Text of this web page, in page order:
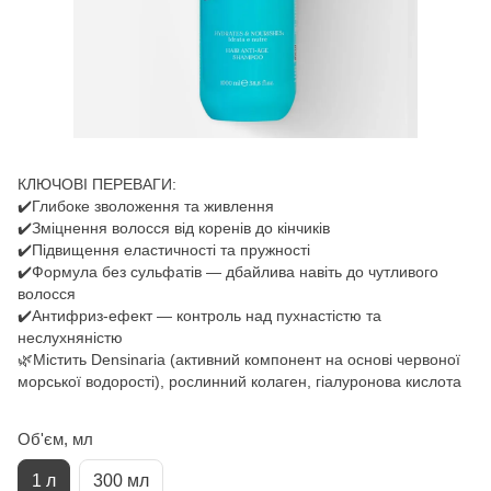
КЛЮЧОВІ ПЕРЕВАГИ:
✔️Глибоке зволоження та живлення
✔️Зміцнення волосся від коренів до кінчиків
✔️Підвищення еластичності та пружності
✔️Формула без сульфатів — дбайлива навіть до чутливого
волосся
✔️Антифриз-ефект — контроль над пухнастістю та
неслухняністю
🌿Містить Densinaria (активний компонент на основі червоної
морської водорості), рослинний колаген, гіалуронова кислота
Об'єм, мл
1 л 300 мл